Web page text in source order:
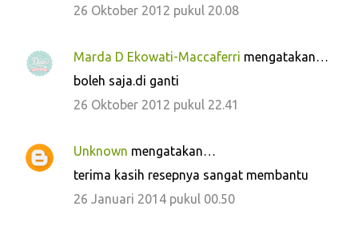
26 Oktober 2012 pukul 20.08
Marda D Ekowati-Maccaferri mengatakan…
boleh saja.di ganti
26 Oktober 2012 pukul 22.41
Unknown mengatakan…
terima kasih resepnya sangat membantu
26 Januari 2014 pukul 00.50